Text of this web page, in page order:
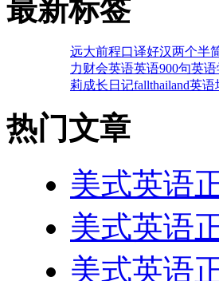
最新标签
远大前程口译好汉两个半
力财会英语英语900句英
莉成长日记fallthailand英语
热门文章
美式英语
美式英语
美式英语